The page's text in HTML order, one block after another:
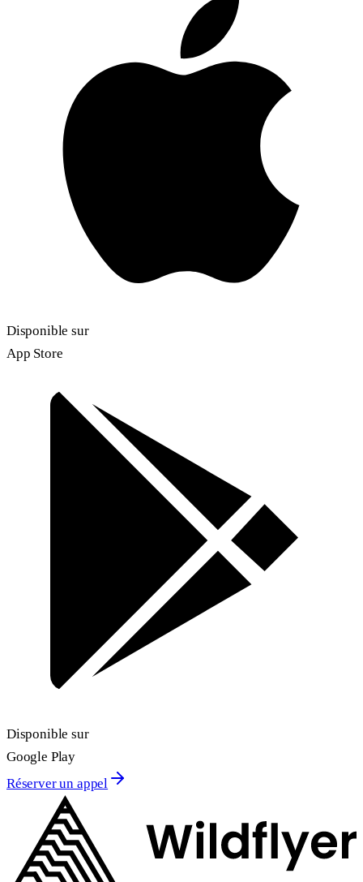
Disponible sur
App Store
Disponible sur
Google Play
Réserver un appel